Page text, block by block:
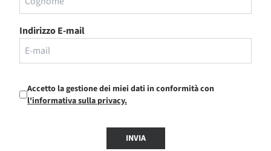
Indirizzo E-mail
Accetto la gestione dei miei dati in conformità con
l'informativa sulla privacy.
INVIA